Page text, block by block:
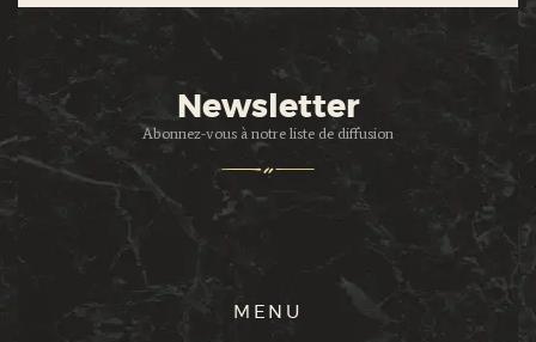
Newsletter
Abonnez-vous à notre liste de diffusion
MENU